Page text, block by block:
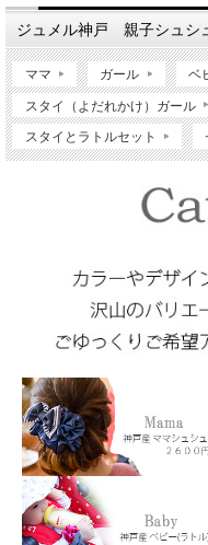
ジュメル神戸 親子シュシ
ママ ガール ベ
スタイ（よだれかけ）ガール
スタイとラトルセット